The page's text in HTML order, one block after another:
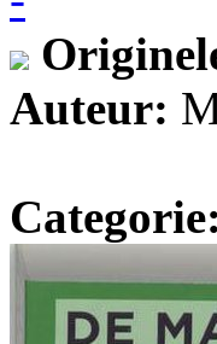
Auteur:
Categorie: